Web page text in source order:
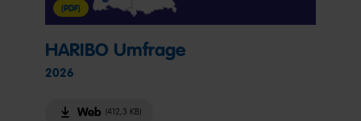
HARIBO Umfrage
2026
Web (412,3 KB)
(PDF)